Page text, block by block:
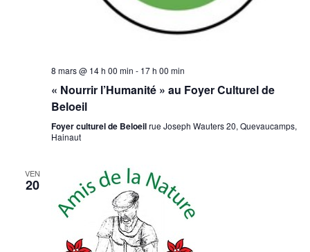
8 mars @ 14 h 00 min - 17 h 00 min
« Nourrir l’Humanité » au Foyer Culturel de
Beloeil
Foyer culturel de Beloeilrue Joseph Wauters 20, Quevaucamps,
Hainaut
VEN
20